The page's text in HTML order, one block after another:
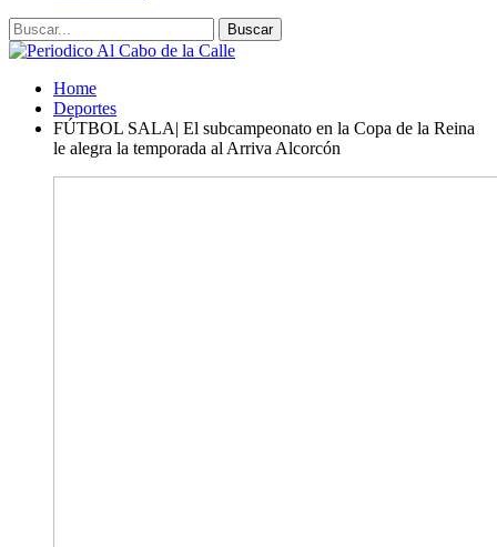
Home
Deportes
FÚTBOL SALA| El subcampeonato en la Copa de la Reina
le alegra la temporada al Arriva Alcorcón